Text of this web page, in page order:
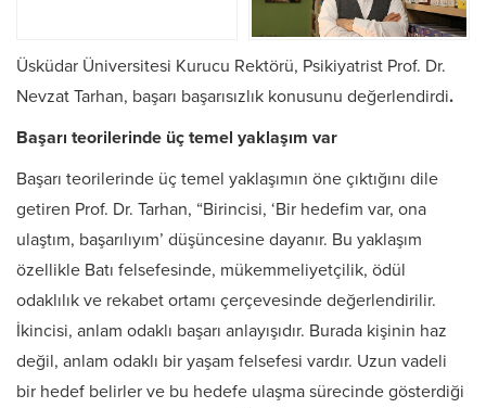
Üsküdar Üniversitesi Kurucu Rektörü, Psikiyatrist Prof. Dr.
Nevzat Tarhan, başarı başarısızlık konusunu değerlendirdi.
Başarı teorilerinde üç temel yaklaşım var
Başarı teorilerinde üç temel yaklaşımın öne çıktığını dile
getiren Prof. Dr. Tarhan, “Birincisi, ‘Bir hedefim var, ona
ulaştım, başarılıyım’ düşüncesine dayanır. Bu yaklaşım
özellikle Batı felsefesinde, mükemmeliyetçilik, ödül
odaklılık ve rekabet ortamı çerçevesinde değerlendirilir.
İkincisi, anlam odaklı başarı anlayışıdır. Burada kişinin haz
değil, anlam odaklı bir yaşam felsefesi vardır. Uzun vadeli
bir hedef belirler ve bu hedefe ulaşma sürecinde gösterdiği